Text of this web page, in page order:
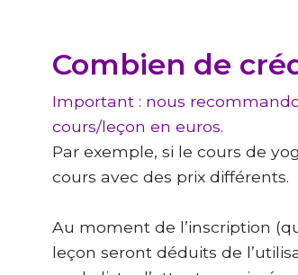
Combien de
Important : nous
cours/leçon en euros.
Par exemple, si le cours de
cours avec des prix différents.
Au moment de l’inscription
leçon seront déduits de